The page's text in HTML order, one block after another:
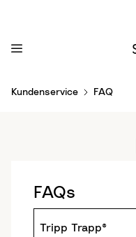
Kundenservice FAQ
FAQs